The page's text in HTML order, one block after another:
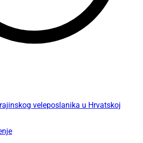
veleposlanika u Hrvatskoj